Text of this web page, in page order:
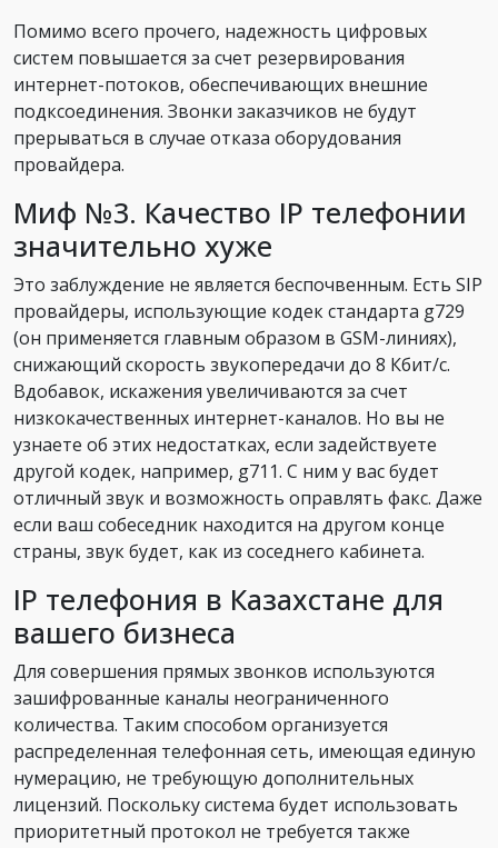
Помимо всего прочего, надежность цифровых
систем повышается за счет резервирования
интернет-потоков, обеспечивающих внешние
подксоединения. Звонки заказчиков не будут
прерываться в случае отказа оборудования
провайдера.
Миф №3. Качество IP телефонии
значительно хуже
Это заблуждение не является беспочвенным. Есть SIP
провайдеры, использующие кодек стандарта g729
(он применяется главным образом в GSM-линиях),
снижающий скорость звукопередачи до 8 Кбит/с.
Вдобавок, искажения увеличиваются за счет
низкокачественных интернет-каналов. Но вы не
узнаете об этих недостатках, если задействуете
другой кодек, например, g711. С ним у вас будет
отличный звук и возможность оправлять факс. Даже
если ваш собеседник находится на другом конце
страны, звук будет, как из соседнего кабинета.
IP телефония в Казахстане для
вашего бизнеса
Для совершения прямых звонков используются
зашифрованные каналы неограниченного
количества. Таким способом организуется
распределенная телефонная сеть, имеющая единую
нумерацию, не требующую дополнительных
лицензий. Поскольку система будет использовать
приоритетный протокол не требуется также